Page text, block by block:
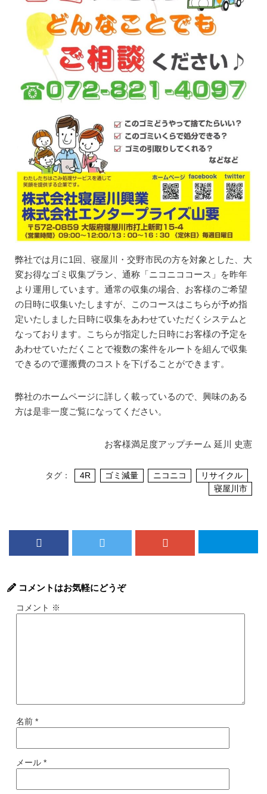
弊社では月に1回、寝屋川・交野市民の方を対象とした、大
変お得なゴミ収集プラン、通称「ニコニココース」を昨年
より運用しています。通常の収集の場合、お客様のご希望
の日時に収集いたしますが、このコースはこちらが予め指
定いたしました日時に収集をあわせていただくシステムと
なっております。こちらが指定した日時にお客様の予定を
あわせていただくことで複数の案件をルートを組んで収集
できるので運搬費のコストを下げることができます。
弊社のホームページに詳しく載っているので、興味のある
方は是非一度ご覧になってください。
お客様満足度アップチーム 延川 史憲
タグ： 4R ゴミ減量 ニコニコ
リサイクル
寝屋川市
コメントはお気軽にどうぞ
コメント ※
名前 *
メール *